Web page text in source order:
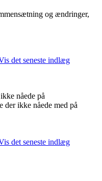
og ændringer,
det seneste indlæg
nåede på
der ikke nåede med på
det seneste indlæg